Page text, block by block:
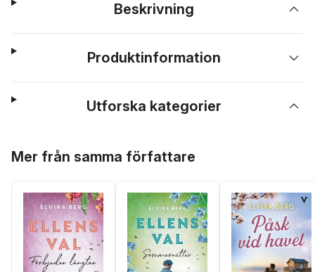
Beskrivning
Produktinformation
Utforska kategorier
Mer från samma författare